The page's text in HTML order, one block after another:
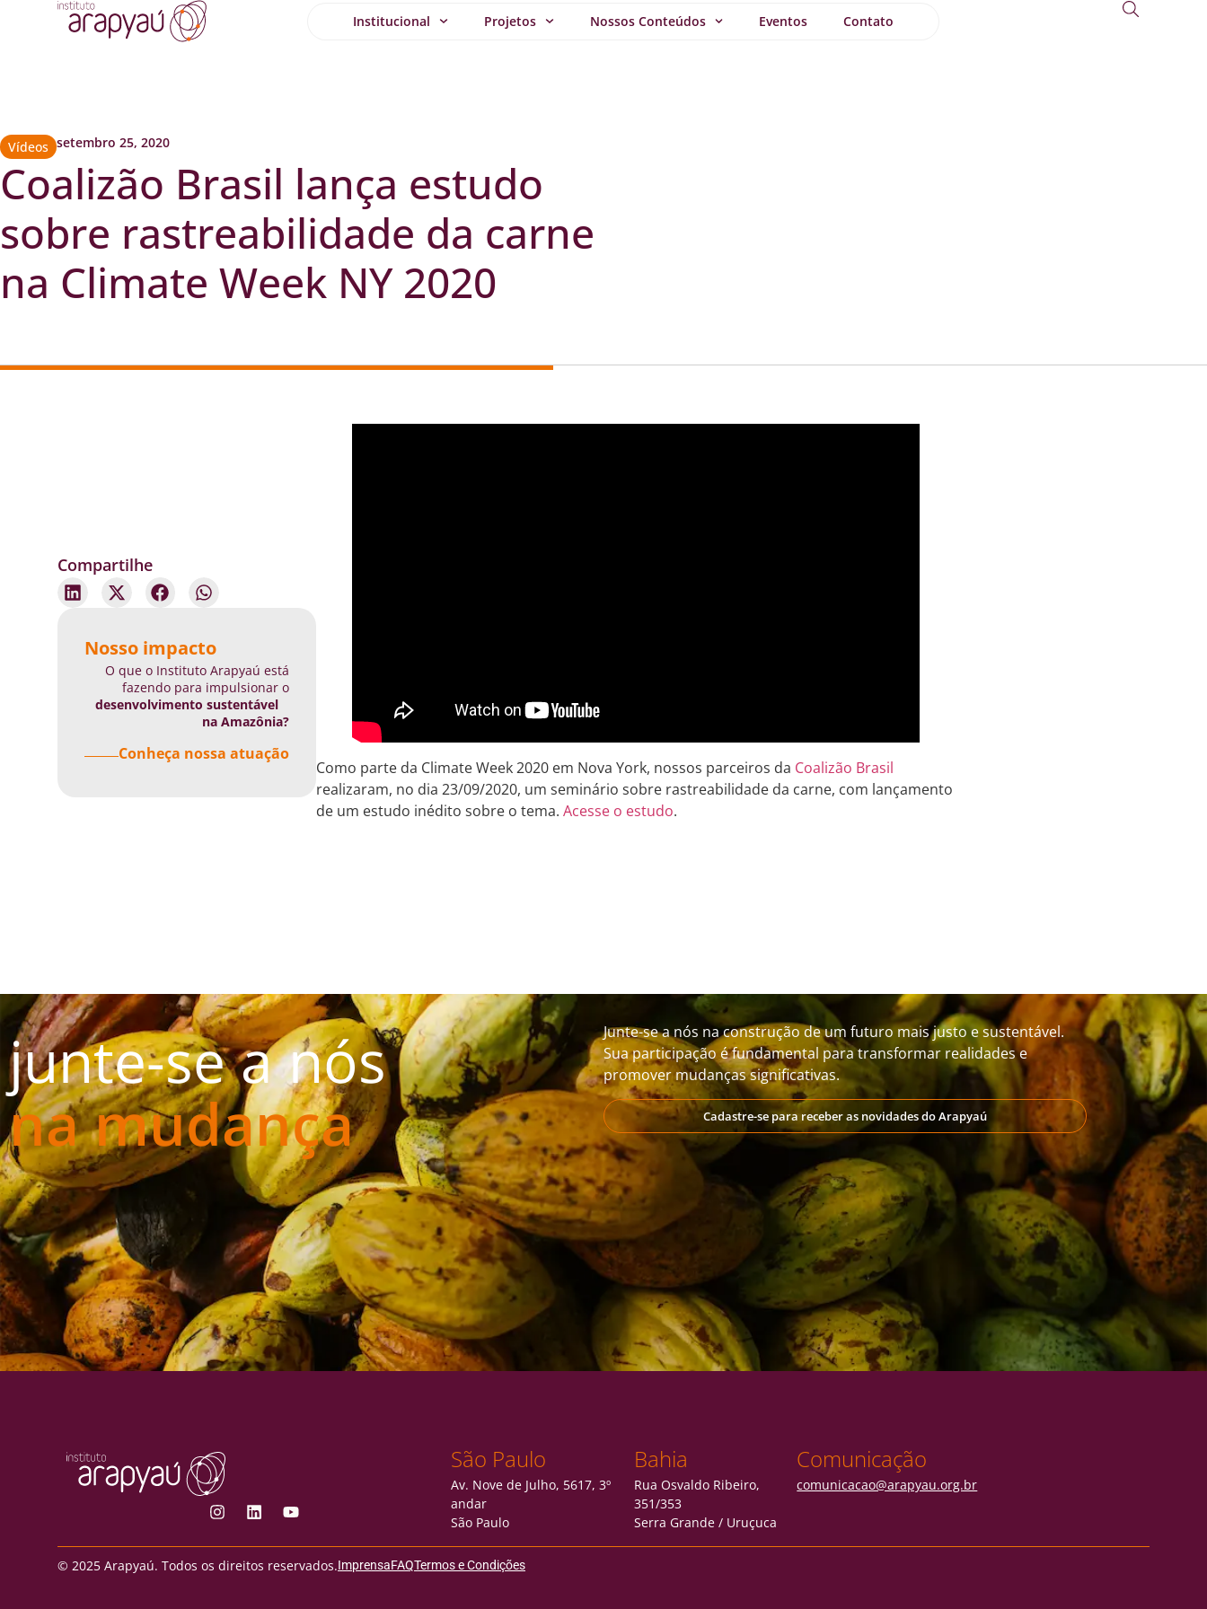
Institucional Projetos Nossos Conteúdos Eventos Contato
Vídeos setembro 25, 2020
Coalizão Brasil lança estudo
sobre rastreabilidade da carne
na Climate Week NY 2020
Compartilhe
Nosso impacto
O que o Instituto Arapyaú está
fazendo para impulsionar o
desenvolvimento sustentável
na Amazônia?
Conheça nossa atuação
Como parte da Climate Week 2020 em Nova York, nossos parceiros da Coalizão Brasil
realizaram, no dia 23/09/2020, um seminário sobre rastreabilidade da carne, com lançamento
de um estudo inédito sobre o tema.Acesse o estudo.
junte-se a nós
na mudança
Junte-se a nós na construção de um futuro mais justo e sustentável.
Sua participação é fundamental para transformar realidades e
promover mudanças significativas.
Cadastre-se para receber as novidades do Arapyaú
São Paulo
Av. Nove de Julho, 5617, 3º
andar
São Paulo
Bahia
Rua Osvaldo Ribeiro,
351/353
Serra Grande / Uruçuca
Comunicação
comunicacao@arapyau.org.br
© 2025 Arapyaú. Todos os direitos reservados.ImprensaFAQTermos e Condições